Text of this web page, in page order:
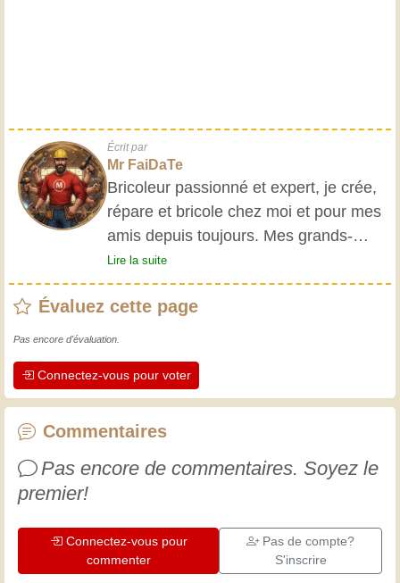
Écrit par
Mr FaiDaTe
Bricoleur passionné et expert, je crée,
répare et bricole chez moi et pour mes
amis depuis toujours. Mes grands-
parents m'ont initié très jeune, et
depuis, j'ai acquis une riche expérience.
L'expérience est essentielle ! Elle nous
professionnels. Apprenons ensemble ;
chaque jour est une occasion de
progresser. Amusez-vous bien !
Lire la suite
Évaluez cette page
Pas encore d'évaluation.
Connectez-vous pour voter
Commentaires
Pas encore de commentaires. Soyez le
premier!
Connectez-vous pour
commenter
Pas de compte?
S'inscrire